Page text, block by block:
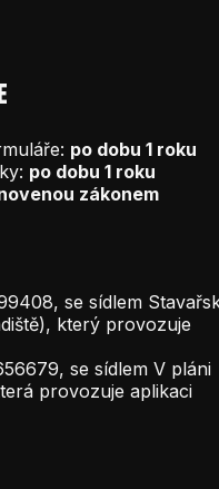
po dobu 1 roku
po dobu 1 roku
zákonem
se sídlem
který provozuje
se sídlem V pláni
provozuje aplikaci